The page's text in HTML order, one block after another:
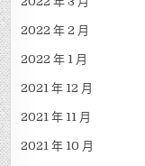
2022 年 2 月
2022 年 1 月
2021 年 12 月
2021 年 11 月
2021 年 10 月